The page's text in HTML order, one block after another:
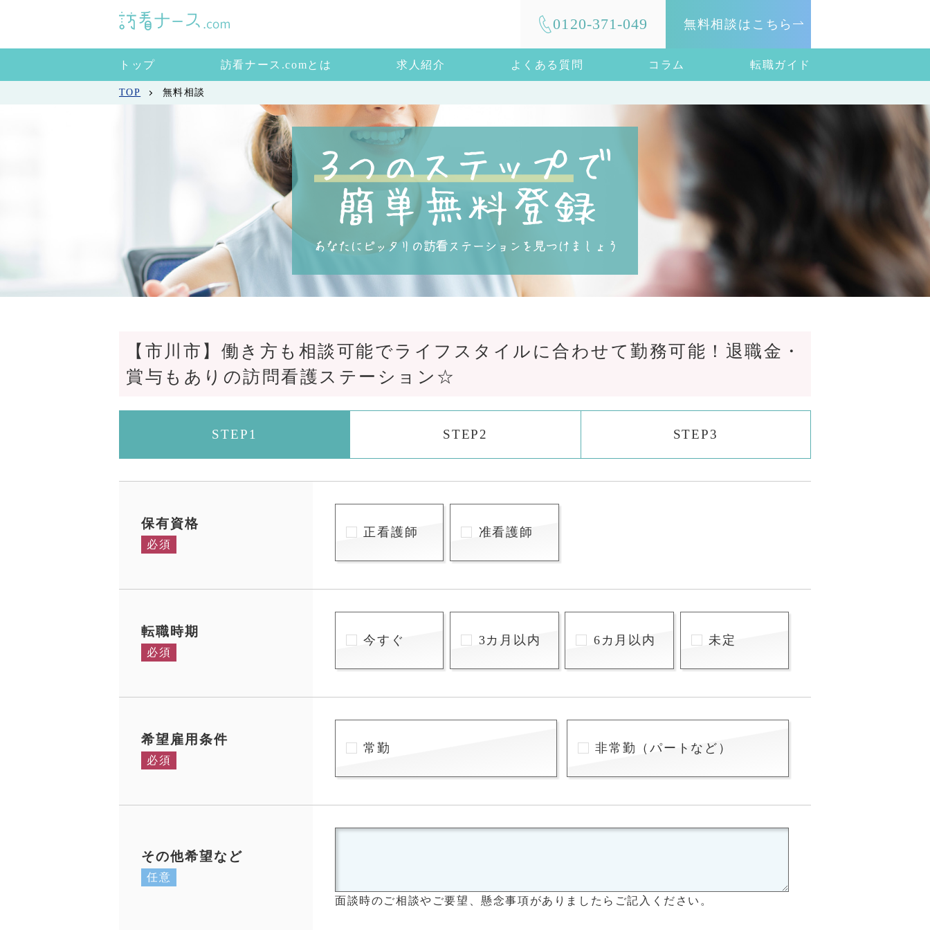
0120-371-049 無料相談はこちら
トップ 訪看ナース.comとは 求人紹介 よくある質問 コラム 転職ガイド
TOP 無料相談
【市川市】働き方も相談可能でライフスタイルに合わせて勤務可能！退職金・
賞与もありの訪問看護ステーション☆
STEP1 STEP2 STEP3
保有資格
必須
正看護師 准看護師
転職時期
必須
今すぐ 3カ月以内 6カ月以内 未定
希望雇用条件
必須
常勤 非常勤（パートなど）
その他希望など
任意
面談時のご相談やご要望、懸念事項がありましたらご記入ください。